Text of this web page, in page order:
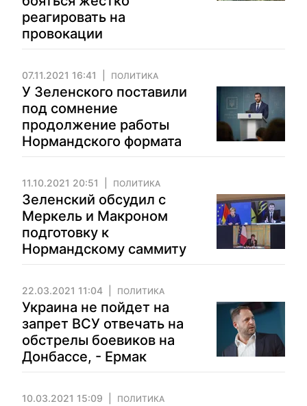
реагировать на
провокации
07.11.2021 16:41 ПОЛИТИКА
У Зеленского поставили
под сомнение
продолжение работы
Нормандского формата
11.10.2021 20:51 ПОЛИТИКА
Зеленский обсудил с
Меркель и Макроном
подготовку к
Нормандскому саммиту
22.03.2021 11:04 ПОЛИТИКА
Украина не пойдет на
запрет ВСУ отвечать на
обстрелы боевиков на
Донбассе, - Ермак
10.03.2021 15:09 ПОЛИТИКА